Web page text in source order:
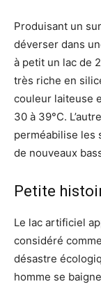
Produisant un
déverser dans
à petit un lac de
très riche en
couleur laiteuse
30 à 39°C.
perméabilise les
de nouveaux
Petite
Le lac artificiel
considéré
désastre
homme se